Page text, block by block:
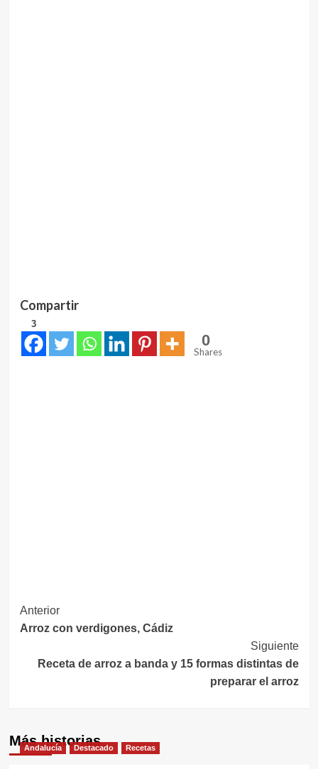
Compartir
3
0
Shares
Navegación
de
entradas
Anterior
Arroz con verdigones, Cádiz
Siguiente
Receta de arroz a banda y 15 formas distintas de
preparar el arroz
Más historias
Andalucía Destacado Recetas